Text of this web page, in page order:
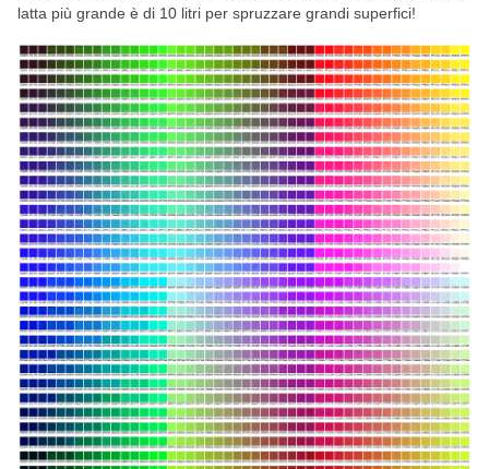
latta più grande è di 10 litri per spruzzare grandi superfici!